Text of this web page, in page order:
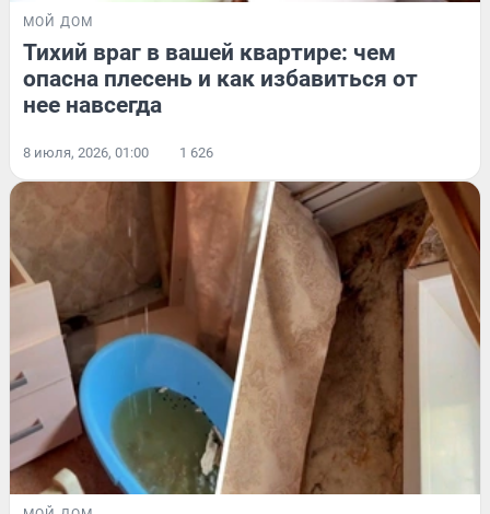
МОЙ ДОМ
Тихий враг в вашей квартире: чем
опасна плесень и как избавиться от
нее навсегда
8 июля, 2026, 01:00 1 626